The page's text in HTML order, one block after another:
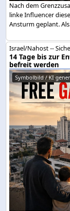
Nach dem
linke Influencer
Ansturm geplant.
Israel/Nahost --
14 Tage bis zur
befreit werden
Symbolbild / KI